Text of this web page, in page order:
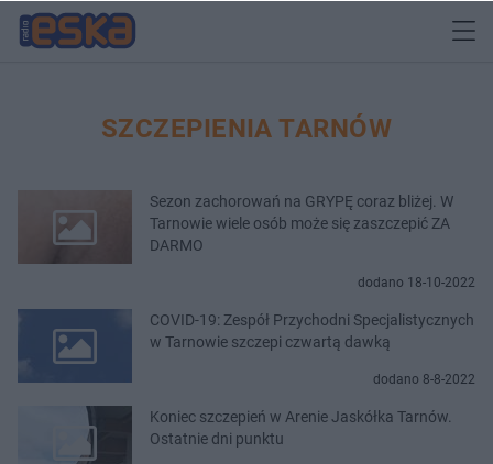
SZCZEPIENIA TARNÓW
Sezon zachorowań na GRYPĘ coraz bliżej. W
Tarnowie wiele osób może się zaszczepić ZA
DARMO
dodano 18-10-2022
COVID-19: Zespół Przychodni Specjalistycznych
w Tarnowie szczepi czwartą dawką
dodano 8-8-2022
Koniec szczepień w Arenie Jaskółka Tarnów.
Ostatnie dni punktu